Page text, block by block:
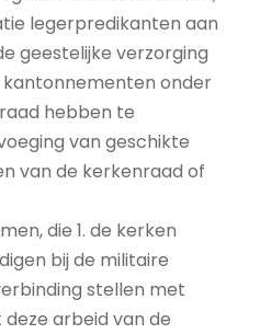
legerpredikanten aan
geestelijke verzorging
onder
hebben te
van geschikte
van de kerkenraad of
die 1. de kerken
bij de militaire
stellen met
arbeid van de